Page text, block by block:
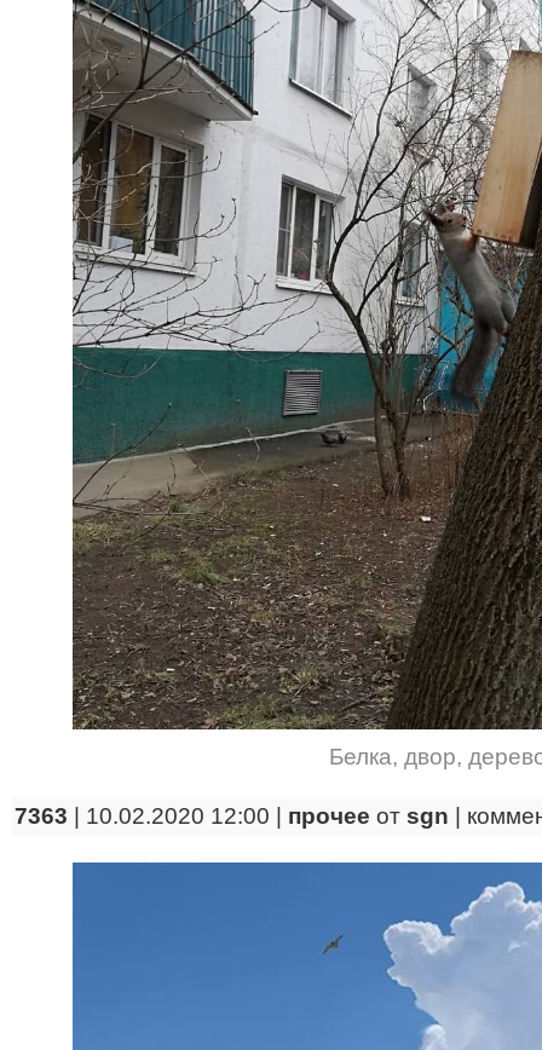
Белка, двор,
7363 | 10.02.2020 12:00 | прочее от sgn